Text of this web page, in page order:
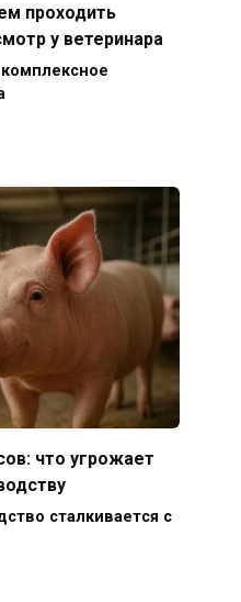
проходить
у ветеринара
что угрожает
сталкивается с